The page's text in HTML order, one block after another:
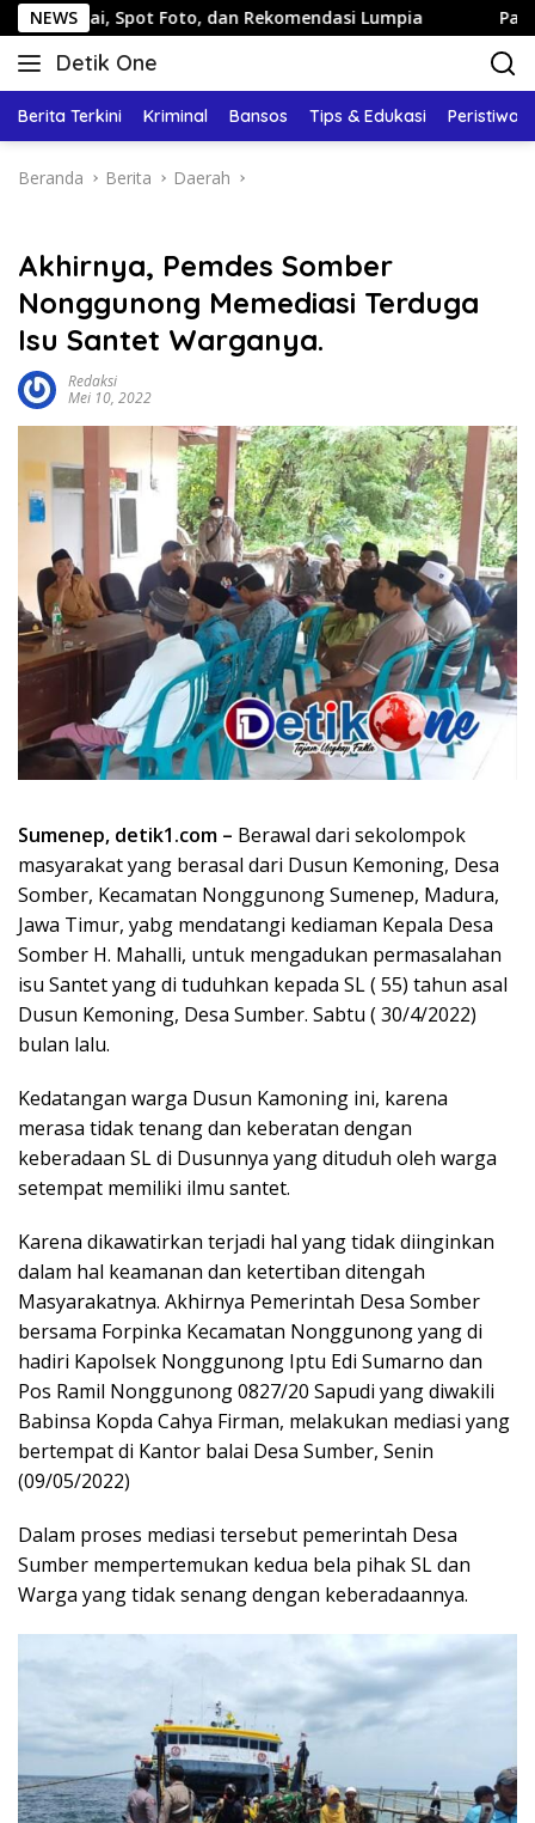
Langsung
ke
konten
NEWS
Foto, dan Rekomendasi Lumpia Panduan Wisata
Detik One
Tajam
Fakta
Berita Terkini Kriminal Bansos Tips & Edukasi Peristiwa
Beranda Berita Daerah
Akhirnya, Pemdes Somber
Nonggunong Memediasi Terduga
Isu Santet Warganya.
Redaksi
Mei 10, 2022
Sumenep, detik1.com – Berawal dari sekolompok
masyarakat yang berasal dari Dusun Kemoning, Desa
Somber, Kecamatan Nonggunong Sumenep, Madura,
Jawa Timur, yabg mendatangi kediaman Kepala Desa
Somber H. Mahalli, untuk mengadukan permasalahan
isu Santet yang di tuduhkan kepada SL ( 55) tahun asal
Dusun Kemoning, Desa Sumber. Sabtu ( 30/4/2022)
bulan lalu.
Kedatangan warga Dusun Kamoning ini, karena
merasa tidak tenang dan keberatan dengan
keberadaan SL di Dusunnya yang dituduh oleh warga
setempat memiliki ilmu santet.
Karena dikawatirkan terjadi hal yang tidak diinginkan
dalam hal keamanan dan ketertiban ditengah
Masyarakatnya. Akhirnya Pemerintah Desa Somber
bersama Forpinka Kecamatan Nonggunong yang di
hadiri Kapolsek Nonggunong Iptu Edi Sumarno dan
Pos Ramil Nonggunong 0827/20 Sapudi yang diwakili
Babinsa Kopda Cahya Firman, melakukan mediasi yang
bertempat di Kantor balai Desa Sumber, Senin
(09/05/2022)
Dalam proses mediasi tersebut pemerintah Desa
Sumber mempertemukan kedua bela pihak SL dan
Warga yang tidak senang dengan keberadaannya.